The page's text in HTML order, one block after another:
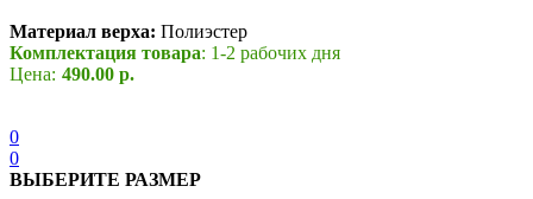
Материал верха: Полиэстер
Комплектация товара: 1-2 рабочих дня
Цена: 490.00 р.
0
0
ВЫБЕРИТЕ РАЗМЕР